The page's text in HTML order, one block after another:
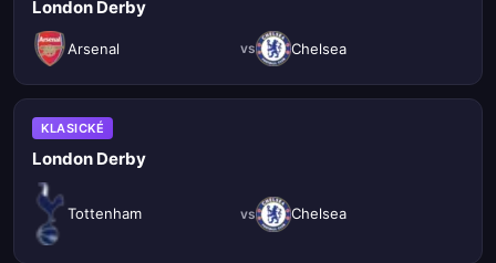
London Derby
Arsenal vs Chelsea
KLASICKÉ
London Derby
Tottenham vs Chelsea